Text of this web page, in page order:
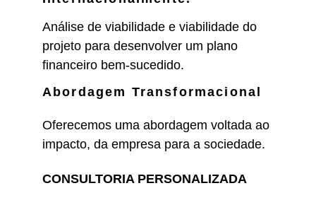
Análise de viabilidade e viabilidade do
projeto para desenvolver um plano
financeiro bem-sucedido.
Abordagem Transformacional
Oferecemos uma abordagem voltada ao
impacto, da empresa para a sociedade.
CONSULTORIA PERSONALIZADA